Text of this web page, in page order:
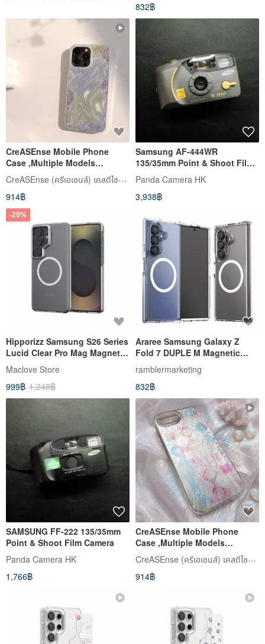
832฿
CreASEnse Mobile Phone
Case ,Multiple Models
Support ,Design and Made in
TAIWAN
CreASEnse (ครีเอเซนส์) เคสดีไซน์สวย
914฿
Samsung AF-444WR
135/35mm Point & Shoot Film
Camera
Panda Camera HK
3,938฿
-20%
Hipporizz Samsung S26 Series
Lucid Clear Pro Mag Magnetic
Kickstand Case
Maclove Store
999฿ 1,248฿
Araree Samsung Galaxy Z
Fold 7 DUPLE M Magnetic
Magsafe Transparent
Protective Case
ramblermarketing
832฿
SAMSUNG FF-222 135/35mm
Point & Shoot Film Camera
Panda Camera HK
1,766฿
CreASEnse Mobile Phone
Case ,Multiple Models
Support ,Design and Made in
TAIWAN
CreASEnse (ครีเอเซนส์) เคสดีไซน์สวย
914฿